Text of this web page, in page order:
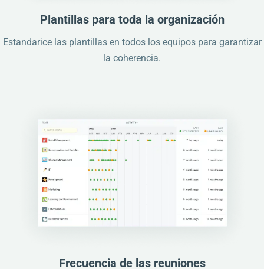
Plantillas para toda la organización
Estandarice las plantillas en todos los equipos para garantizar
la coherencia.
Frecuencia de las reuniones